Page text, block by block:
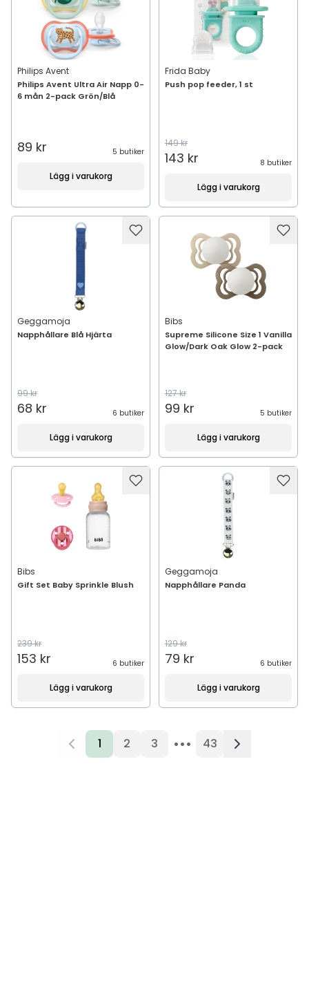
Philips Avent
Philips Avent Ultra Air Napp 0-
6 mån 2-pack Grön/Blå
89 kr 5 butiker
Lägg i varukorg
Frida Baby
Push pop feeder, 1 st
149 kr
143 kr 8 butiker
Lägg i varukorg
Geggamoja
Napphållare Blå Hjärta
99 kr
68 kr 6 butiker
Lägg i varukorg
Bibs
Supreme Silicone Size 1 Vanilla
Glow/Dark Oak Glow 2-pack
127 kr
99 kr 5 butiker
Lägg i varukorg
Bibs
Gift Set Baby Sprinkle Blush
239 kr
153 kr 6 butiker
Lägg i varukorg
Geggamoja
Napphållare Panda
129 kr
79 kr 6 butiker
Lägg i varukorg
1 2 3 ••• 43